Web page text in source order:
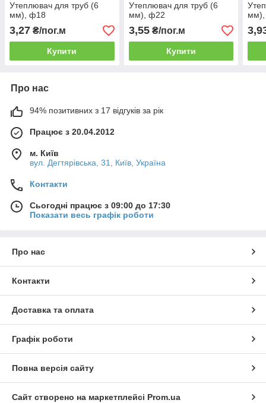
Утеплювач для труб (6
мм), ф18
3,27 ₴/пог.м
Купити
Утеплювач для труб (6
мм), ф22
3,55₴/пог.м
Купити
Про нас
94% позитивних з 17 відгуків за рік
Працює з 20.04.2012
м. Київ
вул. Дегтярівська, 31, Київ, Україна
Контакти
Сьогодні працює з 09:00 до 17:30
Показати весь графік роботи
Про нас
Контакти
Доставка та оплата
Графік роботи
Повна версія сайту
Сайт створено на маркетплейсі Prom.ua